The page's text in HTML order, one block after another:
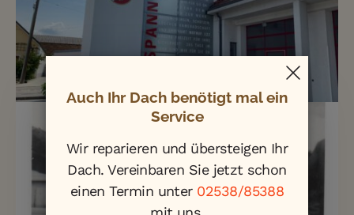
Auch Ihr Dach benötigt mal ein
Service
Wir reparieren und übersteigen Ihr
Dach. Vereinbaren Sie jetzt schon
einen Termin unter 02538/85388